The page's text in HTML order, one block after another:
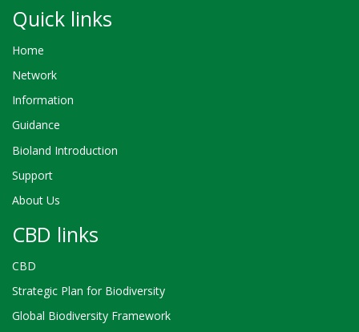
Quick links
Home
Network
Information
Guidance
Bioland Introduction
Support
About Us
CBD links
CBD
Strategic Plan for Biodiversity
Global Biodiversity Framework